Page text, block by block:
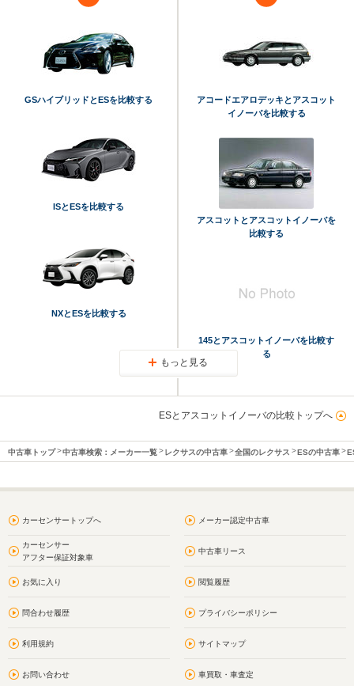
GSハイブリッドとESを比較する
ISとESを比較する
NXとESを比較する
アコードエアロデッキとアスコット
イノーバを比較する
アスコットとアスコットイノーバを
比較する
145とアスコットイノーバを比較す
る
もっと見る
ESとアスコットイノーバの比較トップへ
中古車トップ 中古車検索：メーカー一覧 レクサスの中古車 全国のレクサス ESの中古車
カーセンサートップへ メーカー認定中古車
カーセンサー
アフター保証対象車
中古車リース
お気に入り 閲覧履歴
問合わせ履歴 プライバシーポリシー
利用規約 サイトマップ
お問い合わせ 車買取・車査定